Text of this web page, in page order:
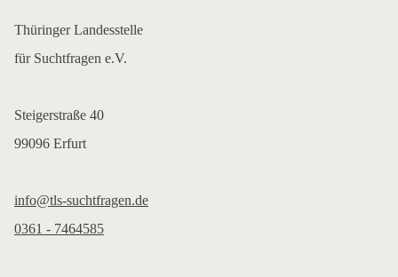
Thüringer Landesstelle
für Suchtfragen e.V.
Steigerstraße 40
99096 Erfurt
info@tls-suchtfragen.de
0361 - 7464585